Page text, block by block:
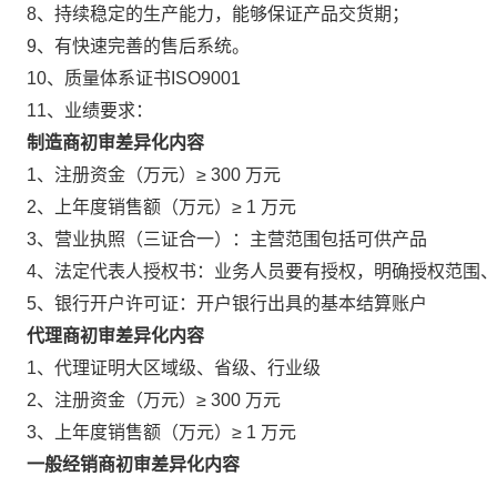
8、持续稳定的生产能力，能够保证产品交货期；
9、有快速完善的售后系统。
10、质量体系证书ISO9001
11、业绩要求：
制造商初审差异化内容
1、注册资金（万元）≥ 300 万元
2、上年度销售额（万元）≥ 1 万元
3、营业执照（三证合一）：主营范围包括可供产品
4、法定代表人授权书：业务人员要有授权，明确授权范围
5、银行开户许可证：开户银行出具的基本结算账户
代理商初审差异化内容
1、代理证明大区域级、省级、行业级
2、注册资金（万元）≥ 300 万元
3、上年度销售额（万元）≥ 1 万元
一般经销商初审差异化内容